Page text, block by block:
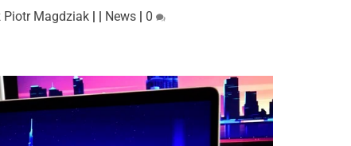
Piotr Magdziak| | News| 0